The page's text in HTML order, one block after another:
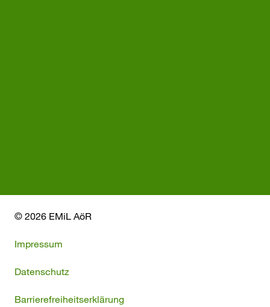
© 2026 EMiL AöR
Impressum
Datenschutz
Barrierefreiheitserklärung